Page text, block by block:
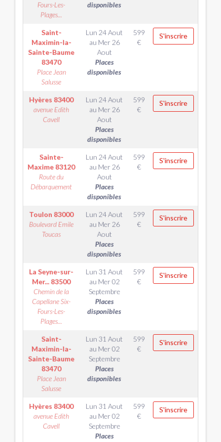
Fours-Les-
Plages...
disponibles
Saint-
Maximin-la-
Sainte-Baume
83470
Place Jean
Salusse
Lun 24 Aout
au Mer 26
Aout
Places
disponibles
599
€
S'inscrire
Hyères 83400
avenue Edith
Cavell
Lun 24 Aout
au Mer 26
Aout
Places
disponibles
599
€
S'inscrire
Sainte-
Maxime 83120
Route du
Débarquement
Lun 24 Aout
au Mer 26
Aout
Places
disponibles
599
€
S'inscrire
Toulon 83000
Boulevard Emile
Toucas
Lun 24 Aout
au Mer 26
Aout
Places
disponibles
599
€
S'inscrire
La Seyne-sur-
Mer... 83500
Chemin de la
Capellane Six-
Fours-Les-
Plages...
Lun 31 Aout
au Mer 02
Septembre
Places
disponibles
599
€
S'inscrire
Saint-
Maximin-la-
Sainte-Baume
83470
Place Jean
Salusse
Lun 31 Aout
au Mer 02
Septembre
Places
disponibles
599
€
S'inscrire
Hyères 83400
avenue Edith
Cavell
Lun 31 Aout
au Mer 02
Septembre
Places
599
€
S'inscrire